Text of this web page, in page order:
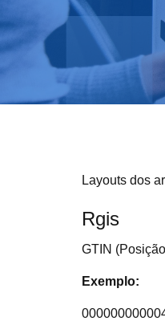
Layouts dos
Rgis
GTIN
Exemplo: